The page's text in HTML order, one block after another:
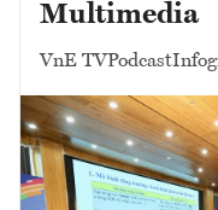
Multimedia
VnE TVPodcast